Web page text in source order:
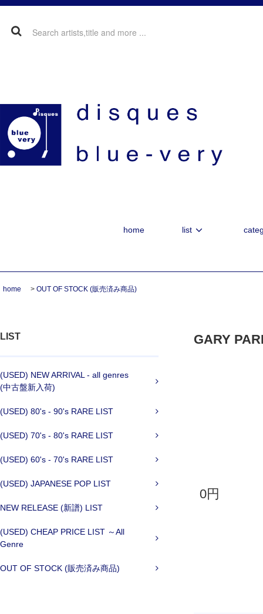
home list
home > OUT OF STOCK (販売済み商品)
LIST
(USED) NEW ARRIVAL - all genres
(中古盤新入荷)
(USED) 80's - 90's RARE LIST
(USED) 70's - 80's RARE LIST
(USED) 60's - 70's RARE LIST
(USED) JAPANESE POP LIST
NEW RELEASE (新譜) LIST
(USED) CHEAP PRICE LIST ～All
Genre
OUT OF STOCK (販売済み商品)
GARY
0円